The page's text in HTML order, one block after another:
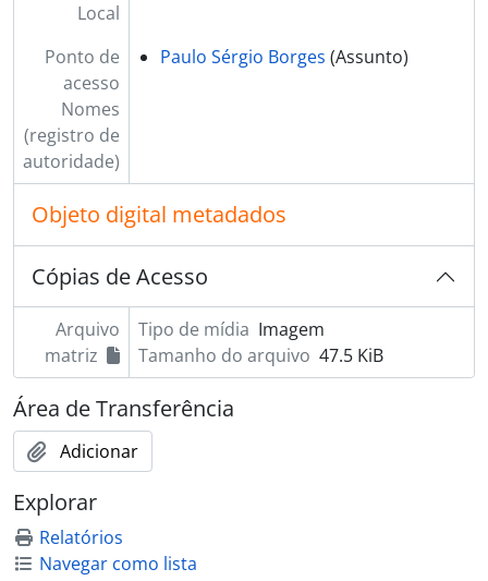
Local
Ponto de
acesso
Nomes
(registro de
autoridade)
Paulo Sérgio Borges (Assunto)
Objeto digital metadados
Cópias de Acesso
Arquivo
matriz
Tipo de mídia Imagem
Tamanho do arquivo 47.5 KiB
Área de Transferência
Adicionar
Explorar
Relatórios
Navegar como lista